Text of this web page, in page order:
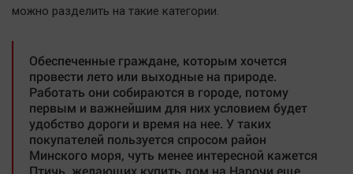
Спорт
Технологии
Отраслевые темы
Hедвижимость
Образование
можно разделить на такие категории.
Обеспеченные граждане, которым хочется
провести лето или выходные на природе.
Работать они собираются в городе, потому
первым и важнейшим для них условием будет
удобство дороги и время на нее. У таких
покупателей пользуется спросом район
Минского моря, чуть менее интересной кажется
Птичь, желающих купить дом на Нарочи еще